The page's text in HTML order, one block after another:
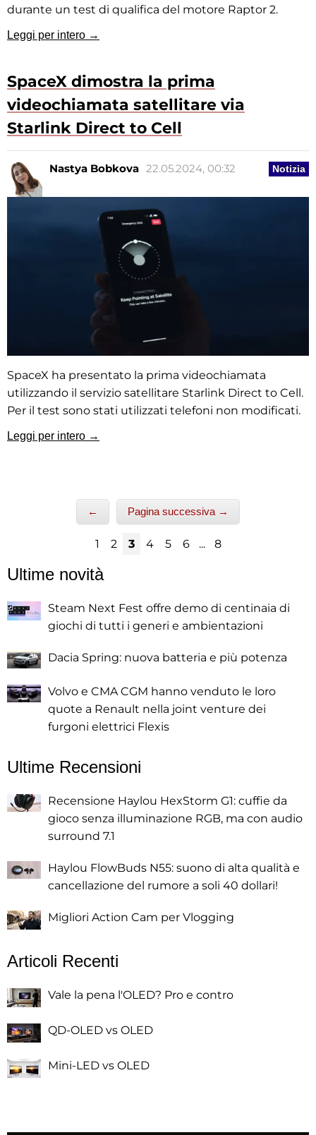
durante un test di qualifica del motore Raptor 2.
Leggi per intero →
SpaceX dimostra la prima
videochiamata satellitare via
Starlink Direct to Cell
Notizia
Nastya Bobkova 22.05.2024, 00:32
SpaceX ha presentato la prima videochiamata
utilizzando il servizio satellitare Starlink Direct to Cell.
Per il test sono stati utilizzati telefoni non modificati.
Leggi per intero →
← Pagina successiva →
1 2 3 4 5 6 ... 8
Ultime novità
Steam Next Fest offre demo di centinaia di
giochi di tutti i generi e ambientazioni
Dacia Spring: nuova batteria e più potenza
Volvo e CMA CGM hanno venduto le loro
quote a Renault nella joint venture dei
furgoni elettrici Flexis
Ultime Recensioni
Recensione Haylou HexStorm G1: cuffie da
gioco senza illuminazione RGB, ma con audio
surround 7.1
Haylou FlowBuds N55: suono di alta qualità e
cancellazione del rumore a soli 40 dollari!
Migliori Action Cam per Vlogging
Articoli Recenti
Vale la pena l'OLED? Pro e contro
QD-OLED vs OLED
Mini-LED vs OLED